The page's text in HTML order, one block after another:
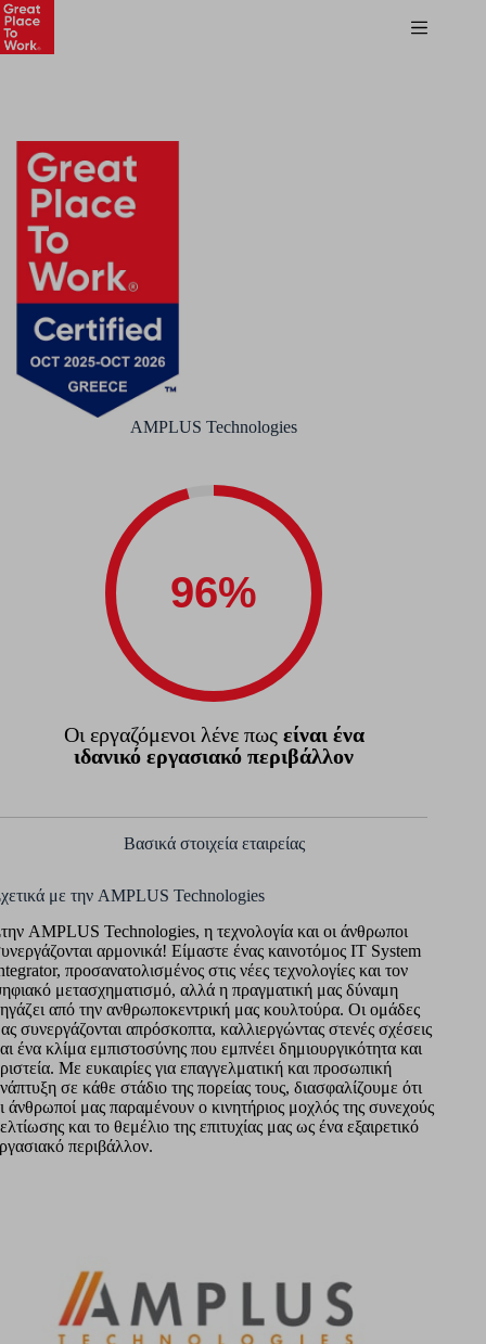
AMPLUS Technologies
Οι εργαζόμενοι λένε πως είναι ένα
ιδανικό εργασιακό περιβάλλον
Βασικά στοιχεία εταιρείας
με την AMPLUS Technologies
AMPLUS Technologies, η τεχνολογία και οι άνθρωποι
αρμονικά! Είμαστε ένας καινοτόμος IT System
προσανατολισμένος στις νέες τεχνολογίες και τον
μετασχηματισμό, αλλά η πραγματική μας δύναμη
από την ανθρωποκεντρική μας κουλτούρα. Οι ομάδες
συνεργάζονται απρόσκοπτα, καλλιεργώντας στενές σχέσεις
ένα κλίμα εμπιστοσύνης που εμπνέει δημιουργικότητα και
Με ευκαιρίες για επαγγελματική και προσωπική
σε κάθε στάδιο της πορείας τους, διασφαλίζουμε ότι
άνθρωποί μας παραμένουν ο κινητήριος μοχλός της συνεχούς
και το θεμέλιο της επιτυχίας μας ως ένα εξαιρετικό
περιβάλλον.